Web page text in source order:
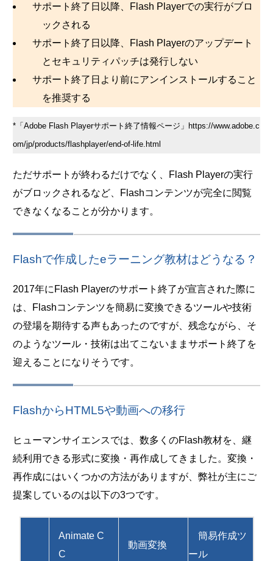
サポート終了日以降、Flash Playerでの実行がブロ
ックされる
サポート終了日以降、Flash Playerのアップデート
とセキュリティパッチは発行しない
サポート終了日より前にアンインストールすること
を推奨する
*「Adobe Flash Playerサポート終了情報ページ」https://www.adobe.c
om/jp/products/flashplayer/end-of-life.html
ただサポートが終わるだけでなく、Flash Playerの実行
がブロックされるなど、Flashコンテンツが完全に閲覧
できなくなることが分かります。
Flashで作成したeラーニング教材はどうなる？
2017年にFlash Playerのサポート終了が宣言された際に
は、Flashコンテンツを簡易に変換できるツールや技術
の登場を期待する声もあったのですが、残念ながら、そ
のようなツール・技術は出てこないままサポート終了を
迎えることになりそうです。
FlashからHTML5や動画への移行
ヒューマンサイエンスでは、数多くのFlash教材を、継
続利用できる形式に変換・再作成してきました。変換・
再作成にはいくつかの方法がありますが、弊社が主にご
提案しているのは以下の3つです。
Animate C
C
動画変換
簡易作成ツ
ール